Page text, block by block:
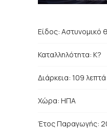
Είδος: Αστυνομικό
Καταλληλότητα: Κ?
Διάρκεια: 109 λεπτά
Χώρα: ΗΠΑ
Έτος Παραγωγής: